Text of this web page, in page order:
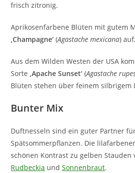
frisch zitronig.
Aprikosenfarbene Blüten mit gutem
‚Champagne‘ (Agastache mexicana)
Aus dem Wilden Westen der USA
Sorte ‚Apache Sunset‘ (Agastache
Blüten stehen über feinem silbrigem
Bunter Mix
Duftnesseln sind ein guter Partner
Spätsommerpflanzen. Die
schönen Kontrast zu gelben
Rudbeckia undSonnenbraut.